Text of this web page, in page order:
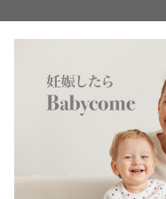
ヶ月
ています。あくまでも一
。